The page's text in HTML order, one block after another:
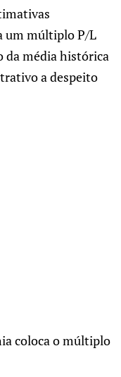
um múltiplo P/L
da média histórica
a despeito
coloca o múltiplo